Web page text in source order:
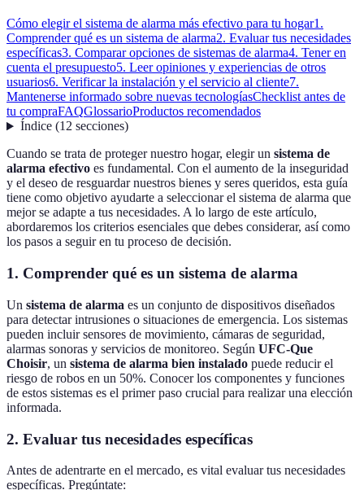
Cómo elegir el sistema de alarma más efectivo para tu hogar1.
Comprender qué es un sistema de alarma2. Evaluar tus necesidades
específicas3. Comparar opciones de sistemas de alarma4. Tener en
cuenta el presupuesto5. Leer opiniones y experiencias de otros
usuarios6. Verificar la instalación y el servicio al cliente7.
Mantenerse informado sobre nuevas tecnologíasChecklist antes de
tu compraFAQGlossarioProductos recomendados
Índice(12 secciones)
Cuando se trata de proteger nuestro hogar, elegir un sistema de
alarma efectivo es fundamental. Con el aumento de la inseguridad
y el deseo de resguardar nuestros bienes y seres queridos, esta guía
tiene como objetivo ayudarte a seleccionar el sistema de alarma que
mejor se adapte a tus necesidades. A lo largo de este artículo,
abordaremos los criterios esenciales que debes considerar, así como
los pasos a seguir en tu proceso de decisión.
1. Comprender qué es un sistema de alarma
Un sistema de alarma es un conjunto de dispositivos diseñados
para detectar intrusiones o situaciones de emergencia. Los sistemas
pueden incluir sensores de movimiento, cámaras de seguridad,
alarmas sonoras y servicios de monitoreo. Según UFC-Que
Choisir, un sistema de alarma bien instalado puede reducir el
riesgo de robos en un 50%. Conocer los componentes y funciones
de estos sistemas es el primer paso crucial para realizar una elección
informada.
2. Evaluar tus necesidades específicas
Antes de adentrarte en el mercado, es vital evaluar tus necesidades
específicas. Pregúntate: